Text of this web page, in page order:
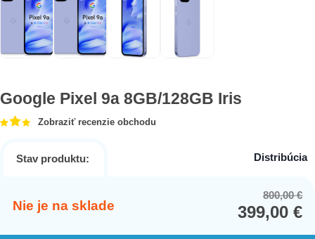
Google Pixel 9a 8GB/128GB Iris
Zobraziť recenzie obchodu
Stav produktu: Distribúcia
Nie je na sklade
800,00€
399,00€